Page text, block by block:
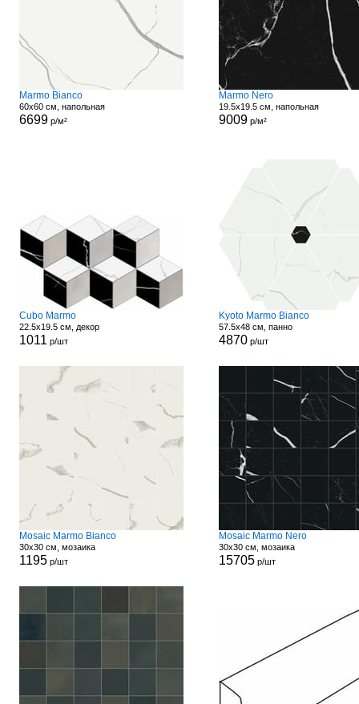
Marmo Bianco
60x60 см, напольная
6699р/м²
Marmo Nero
19.5x19.5 см, напольная
9009р/м²
Cubo Marmo
22.5x19.5 см, декор
1011 р/шт
Kyoto Marmo Bianco
57.5x48 см, панно
4870 р/шт
Mosaic Marmo Bianco
30x30 см, мозаика
1195р/шт
Mosaic Marmo Nero
30x30 см, мозаика
15705р/шт